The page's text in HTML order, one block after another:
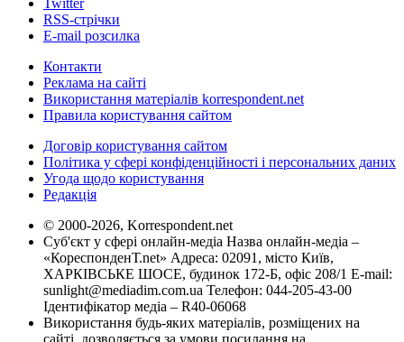
RSS-стрічки
E-mail розсилка
Контакти
Реклама на сайті
Використання матеріалів korrespondent.net
Правила користування сайтом
Договір користування сайтом
Політика у сфері конфіденційності і персональних даних
Угода щодо користування
Редакція
© 2000-2026, Korrespondent.net
Суб'єкт у сфері онлайн-медіа Назва онлайн-медіа –
«КореспонденТ.net» Адреса: 02091, місто Київ,
ХАРКІВСЬКЕ ШОСЕ, будинок 172-Б, офіс 208/1 E-mail:
sunlight@mediadim.com.ua Телефон: 044-205-43-00
Ідентифікатор медіа – R40-06068
Використання будь-яких матеріалів, розміщених на
сайті, дозволяється за умови посилання на